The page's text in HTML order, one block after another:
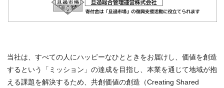
当社は、すべての人にハッピーなひとときをお届けし、価値を創造
するという「ミッション」の達成を目指し、本業を通じて地域が抱
える課題を解決するため、共創価値の創造（Creating Shared